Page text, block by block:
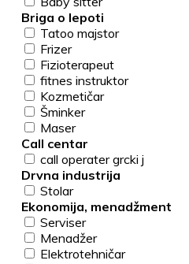
Briga o lepoti
Tatoo majstor
Frizer
Fizioterapeut
fitnes instruktor
Kozmetičar
Šminker
Maser
Call centar
call operater grcki j
Drvna industrija
Stolar
Ekonomija, menadžment
Serviser
Menadžer
Elektrotehničar